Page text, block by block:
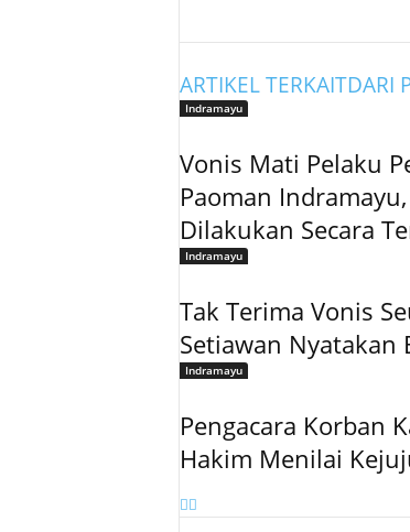
ARTIKEL TERKAITDARI
Indramayu
Vonis Mati Pelaku
Paoman
Dilakukan Secara
Indramayu
Tak Terima Vonis
Setiawan Nyatakan
Indramayu
Pengacara Korban
Hakim Menilai